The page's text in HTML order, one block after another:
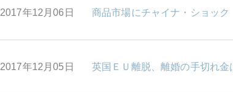
2017年12月06日 商品市場にチャイナ・ショック
2017年12月05日 英国ＥＵ離脱、離婚の手切れ金